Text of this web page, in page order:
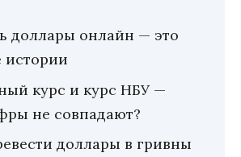
доллары онлайн — это
истории
курс и курс НБУ —
не совпадают?
доллары в гривны